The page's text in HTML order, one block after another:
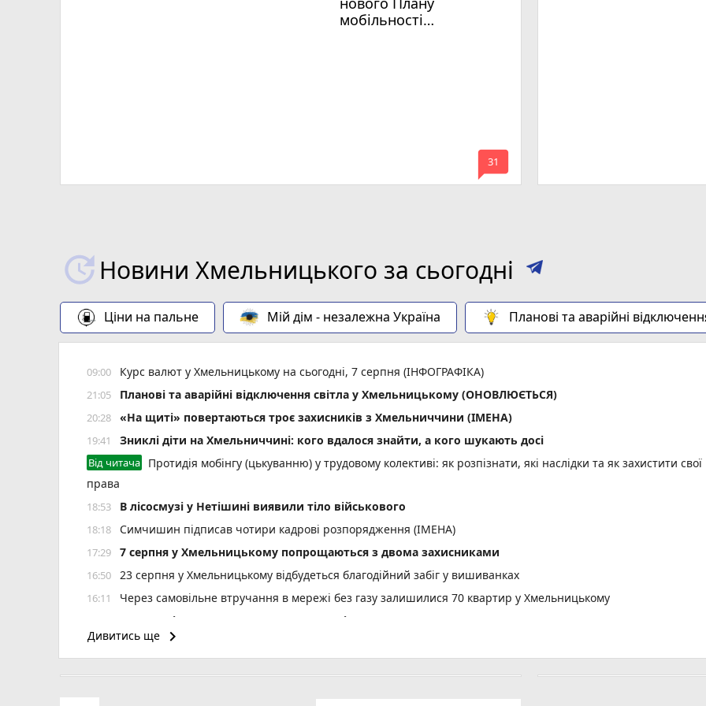
мобільності
mode_comment
31
Новини Хмельницького за сьогодні
Ціни на пальне Мій дім - незалежна Україна Планові та аварійні
09:00 Курс валют у Хмельницькому на сьогодні, 7 серпня (ІНФОГРАФІКА)
21:05 Планові та аварійні відключення світла у Хмельницькому (ОНОВЛЮЄТЬСЯ)
20:28 «На щиті» повертаються троє захисників з Хмельниччини (ІМЕНА)
19:41 Зниклі діти на Хмельниччині: кого вдалося знайти, а кого шукають досі
Від читача
Протидія мобінгу (цькуванню) у трудовому колективі: як розпізнати, які наслідки та як захистити свої
права
18:53 В лісосмузі у Нетішині виявили тіло військового
18:18 Симчишин підписав чотири кадрові розпорядження (ІМЕНА)
17:29 7 серпня у Хмельницькому попрощаються з двома захисниками
16:50 23 серпня у Хмельницькому відбудеться благодійний забіг у вишиванках
16:11 Через самовільне втручання в мережі без газу залишилися 70 квартир у Хмельницькому
Спеку змінять грози: на Хмельниччині оголосили штормове попередження
14:59 Зґвалтував погрожуючи ножем: на Шепетівщині судитимуть 34-річного чоловіка
Дивитись ще keyboard_arrow_right